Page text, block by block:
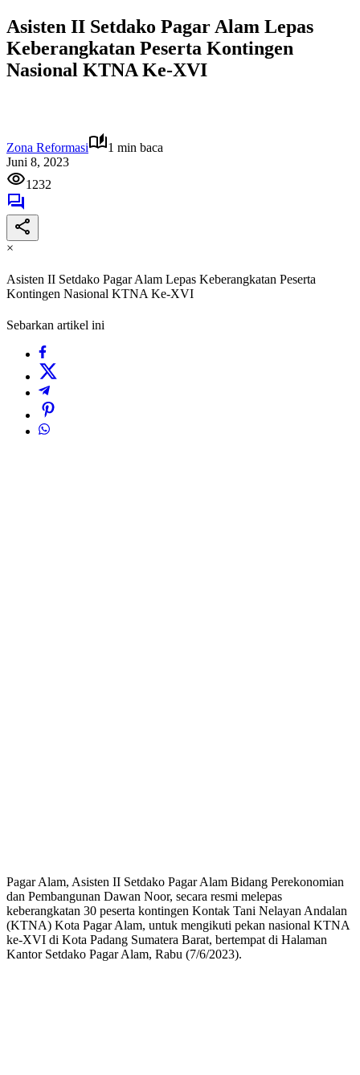
Asisten II Setdako Pagar Alam Lepas
Keberangkatan Peserta Kontingen
Nasional KTNA Ke-XVI
Zona Reformasi
1 min baca
Juni 8, 2023
1232
×
Asisten II Setdako Pagar Alam Lepas Keberangkatan Peserta
Kontingen Nasional KTNA Ke-XVI
Sebarkan artikel ini
Pagar Alam, Asisten II Setdako Pagar Alam Bidang Perekonomian
dan Pembangunan Dawan Noor, secara resmi melepas
keberangkatan 30 peserta kontingen Kontak Tani Nelayan Andalan
(KTNA) Kota Pagar Alam, untuk mengikuti pekan nasional KTNA
ke-XVI di Kota Padang Sumatera Barat, bertempat di Halaman
Kantor Setdako Pagar Alam, Rabu (7/6/2023).